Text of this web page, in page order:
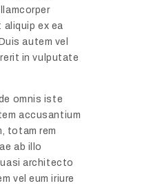
ex ea
autem vel
in vulputate
omnis iste
accusantium
totam rem
ab illo
architecto
vel eum iriure